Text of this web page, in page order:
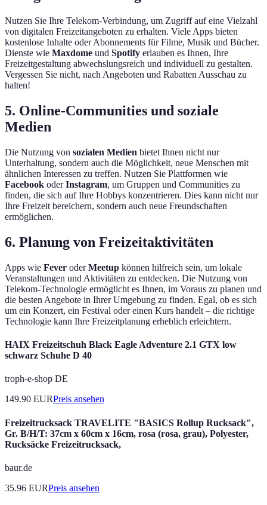
Nutzen Sie Ihre Telekom-Verbindung, um Zugriff auf eine Vielzahl
von digitalen Freizeitangeboten zu erhalten. Viele Apps bieten
kostenlose Inhalte oder Abonnements für Filme, Musik und Bücher.
Dienste wie Maxdome und Spotify erlauben es Ihnen, Ihre
Freizeitgestaltung abwechslungsreich und individuell zu gestalten.
Vergessen Sie nicht, nach Angeboten und Rabatten Ausschau zu
halten!
5. Online-Communities und soziale
Medien
Die Nutzung von sozialen Medien bietet Ihnen nicht nur
Unterhaltung, sondern auch die Möglichkeit, neue Menschen mit
ähnlichen Interessen zu treffen. Nutzen Sie Plattformen wie
Facebook oderInstagram, um Gruppen und Communities zu
finden, die sich auf Ihre Hobbys konzentrieren. Dies kann nicht nur
Ihre Freizeit bereichern, sondern auch neue Freundschaften
ermöglichen.
6. Planung von Freizeitaktivitäten
Apps wie Fever oderMeetup können hilfreich sein, um lokale
Veranstaltungen und Aktivitäten zu entdecken. Die Nutzung von
Telekom-Technologie ermöglicht es Ihnen, im Voraus zu planen und
die besten Angebote in Ihrer Umgebung zu finden. Egal, ob es sich
um ein Konzert, ein Festival oder einen Kurs handelt – die richtige
Technologie kann Ihre Freizeitplanung erheblich erleichtern.
HAIX Freizeitschuh Black Eagle Adventure 2.1 GTX low
schwarz Schuhe D 40
troph-e-shop DE
149.90 EURPreis ansehen
Freizeitrucksack TRAVELITE "BASICS Rollup Rucksack",
Gr. B/H/T: 37cm x 60cm x 16cm, rosa (rosa, grau), Polyester,
Rucksäcke Freizeitrucksack,
baur.de
35.96 EURPreis ansehen